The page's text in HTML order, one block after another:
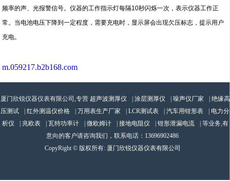
频率的声、光报警信号。仪器的工作指示灯每隔10秒闪烁一次，表示仪器工作正
常。当电池电压下降到一定程度，需要充电时，显示屏会出现欠压标志，提示用户
充电。
m.059217.b2b168.com
厦门欣锐仪器仪表有限公司,专营 超声波测厚仪 涂层测厚仪 噪声仪厂家
绝缘高
压测试
红外测温仪价格 万用表生产厂家 LCR测试表 汽车用钳形表
电力分
析仪
兆欧表 瓦特功率计 微欧姆计 接地电阻仪 钳形泄漏电流
| 等业务,有
意向的客户请咨询我们，联系电话： 13696902486
CopyRight © 版权所有: 厦门欣锐仪器仪表有限公司